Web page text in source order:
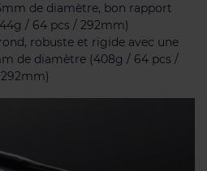
de diamètre, bon rapport
/ 64 pcs / 292mm)
robuste et rigide avec une
de diamètre (408g / 64 pcs /
292mm)